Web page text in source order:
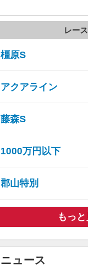
レース
橿原S
アクアライン
藤森S
1000万円以下
郡山特別
もっ
ュース